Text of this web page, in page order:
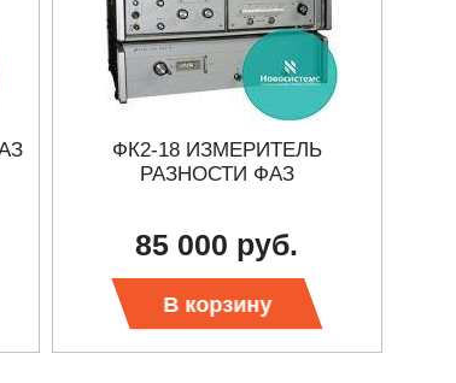
ФК2-18 ИЗМЕРИТЕЛЬ
РАЗНОСТИ ФАЗ
85 000 руб.
В корзину